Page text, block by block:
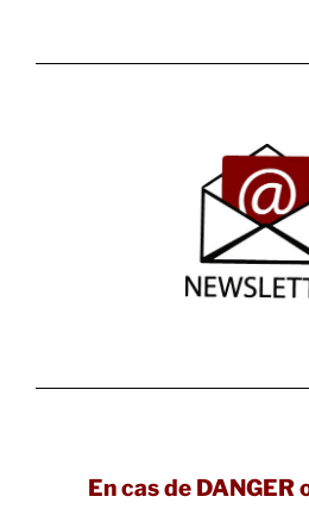
En cas de DANGER